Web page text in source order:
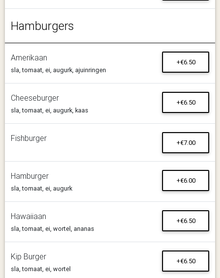
Hamburgers
Amerikaan
sla, tomaat, ei, augurk, ajuinringen
+€6.50
Cheeseburger
sla, tomaat, ei, augurk, kaas
+€6.50
Fishburger +€7.00
Hamburger
sla, tomaat, ei, augurk
+€6.00
Hawaiiaan
sla, tomaat, ei, wortel, ananas
+€6.50
Kip Burger
sla, tomaat, ei, wortel
+€6.50